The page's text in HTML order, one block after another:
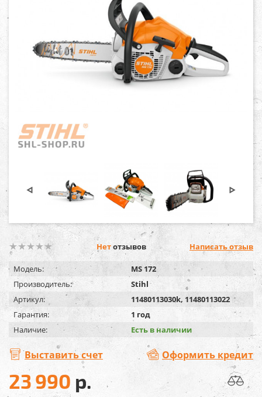
Нетотзывов Написать отзыв
Модель:
MS 172
Производитель:
Stihl
Артикул:
11480113030k, 11480113022
Гарантия:
1 год
Наличие:
Есть в наличии
Выставить счет Оформить кредит
23 990 р.